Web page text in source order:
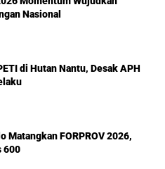
Nasional
di Hutan Nantu, Desak APH
Matangkan FORPROV 2026,
600